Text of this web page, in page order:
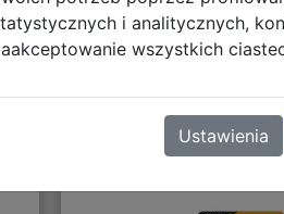
Bic Długopis
i analitycznych,
wszystkich
Ustawienia